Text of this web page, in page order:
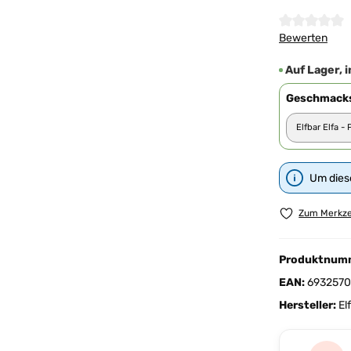
Bewerten
Auf Lager,
Um
Zum
EAN:
Hersteller: